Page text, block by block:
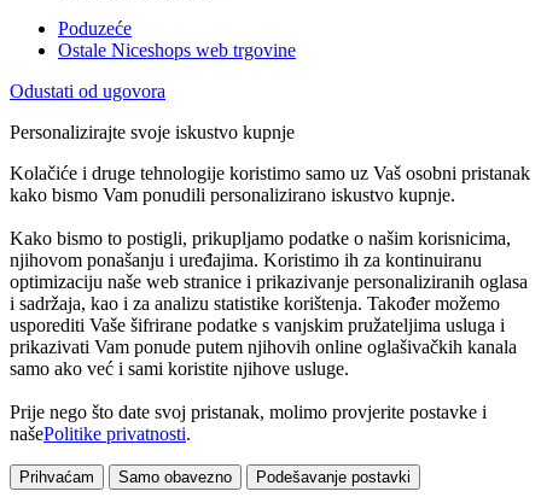
Poduzeće
Ostale Niceshops web trgovine
Odustati od ugovora
Personalizirajte svoje iskustvo kupnje
Kolačiće i druge tehnologije koristimo samo uz Vaš osobni pristanak
kako bismo Vam ponudili personalizirano iskustvo kupnje.
Kako bismo to postigli, prikupljamo podatke o našim korisnicima,
njihovom ponašanju i uređajima. Koristimo ih za kontinuiranu
optimizaciju naše web stranice i prikazivanje personaliziranih oglasa
i sadržaja, kao i za analizu statistike korištenja. Također možemo
usporediti Vaše šifrirane podatke s vanjskim pružateljima usluga i
prikazivati Vam ponude putem njihovih online oglašivačkih kanala
samo ako već i sami koristite njihove usluge.
Prije nego što date svoj pristanak, molimo provjerite postavke i
našePolitike privatnosti.
Prihvaćam Samo obavezno Podešavanje postavki